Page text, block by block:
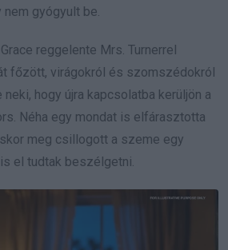
gyógyult be.
reggelente Mrs. Turnerrel
főzött, virágokról és szomszédokról
hogy újra kapcsolatba kerüljön a
Néha egy mondat is elfárasztotta
meg csillogott a szeme egy
el tudtak beszélgetni.